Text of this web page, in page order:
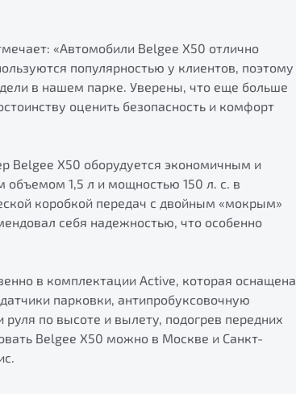
«Автомобили Belgee X50 отлично
популярностью у клиентов, поэтому
в нашем парке. Уверены, что еще больше
оценить безопасность и комфорт
Belgee X50 оборудуется экономичным и
1,5 л и мощностью 150 л. с. в
коробкой передач с двойным «мокрым»
себя надежностью, что особенно
в комплектации Active, которая оснащена
парковки, антипробуксовочную
руля по высоте и вылету, подогрев передних
Belgee X50 можно в Москве и Санкт-